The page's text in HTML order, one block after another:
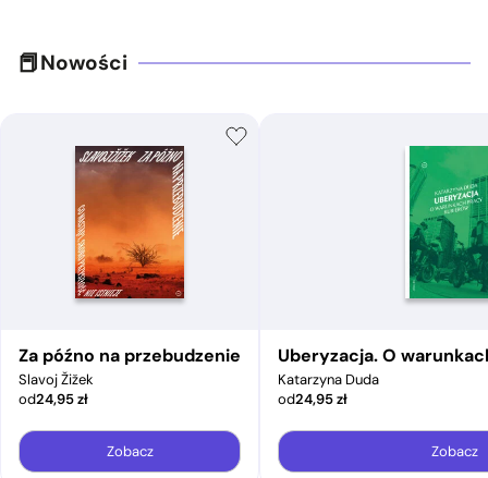
Nowości
Za późno na przebudzenie
Slavoj Žižek
od24,95zł
Zobacz
Uberyzacja. O
Katarzyna Duda
od24,95zł
Zobacz